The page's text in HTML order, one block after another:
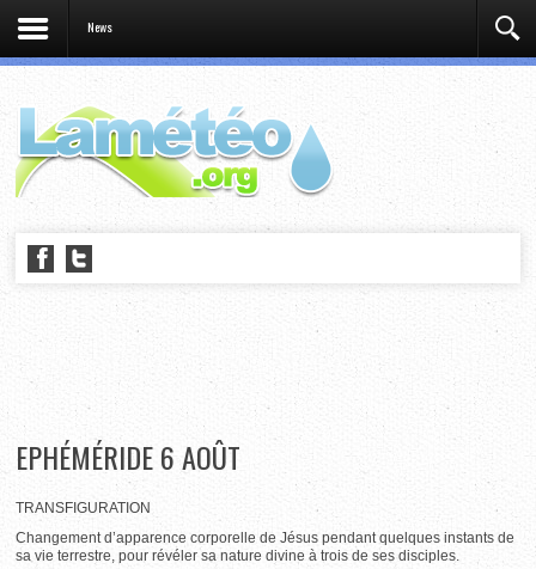
News
EPHÉMÉRIDE 6 AOÛT
TRANSFIGURATION
Changement d’apparence corporelle de Jésus pendant quelques instants de
sa vie terrestre, pour révéler sa nature divine à trois de ses disciples.